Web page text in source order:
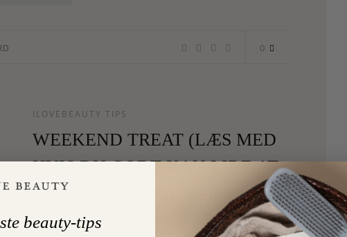
0
ILOVEBEAUTY TIPS
WEEKEND TREAT (LÆS MED
HVIS DU GODT KAN LIDE AT
FÅ LIDT EKSTRA MED I
POSEN)
beauty-tips